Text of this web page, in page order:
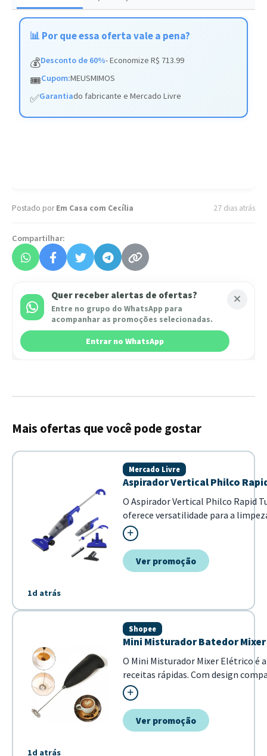
📊 Por que essa oferta vale a pena?
💰Desconto de 60%- Economize R$ 713.99
🎟️Cupom:MEUSMIMOS
✅Garantiado fabricante e Mercado Livre
Postado porEm Casa com Cecília 27 dias atrás
Compartilhar:
Quer receber alertas de ofertas?
Entre no grupo do WhatsApp para
acompanhar as promoções selecionadas.
Entrar no WhatsApp
Mais ofertas que você pode gostar
1d atrás
Aspirador Vertical Philco
Mercado Livre
O Aspirador Vertical Philco Rapid
oferece versatilidade para a
ele pode ser utilizado como
facilitando o alcance em diferentes
reservatório de 1...
Ver promoção
1d atrás
Mini Misturador Batedor
Shopee
O Mini Misturador Mixer Elétrico é
receitas rápidas. Com design
mistura homogênea de ovos. -
Ver promoção